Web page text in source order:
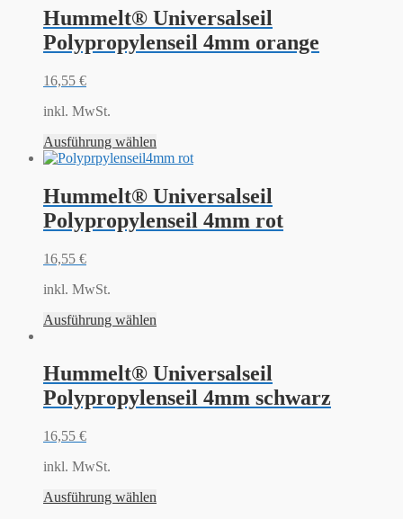
Hummelt® Universalseil
Polypropylenseil 4mm orange
16,55 €
inkl. MwSt.
Ausführung wählen
Hummelt® Universalseil
Polypropylenseil 4mm rot
16,55 €
inkl. MwSt.
Ausführung wählen
Hummelt® Universalseil
Polypropylenseil 4mm schwarz
16,55 €
inkl. MwSt.
Ausführung wählen